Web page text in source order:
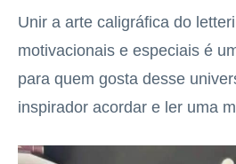
Unir a arte caligráfica do
motivacionais e especiais é
para quem gosta desse
inspirador acordar e ler uma